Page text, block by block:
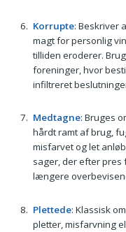
Korrupte: Beskriver
magt for personlig
tilliden eroderer.
foreninger, hvor
infiltreret
Medtagne: Bruges
hårdt ramt af brug,
misfarvet og let
sager, der efter
længere
Plettede: Klassisk
pletter, misfarvning